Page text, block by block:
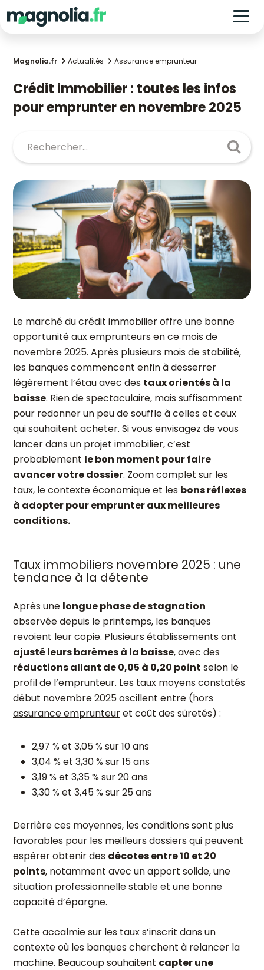
Magnolia.fr Actualités Assurance emprunteur
Crédit immobilier : toutes les infos
pour emprunter en novembre 2025
Le marché du crédit immobilier offre une bonne
opportunité aux emprunteurs en ce mois de
novembre 2025. Après plusieurs mois de stabilité,
les banques commencent enfin à desserrer
légèrement l’étau avec des taux orientés à la
baisse. Rien de spectaculaire, mais suffisamment
pour redonner un peu de souffle à celles et ceux
qui souhaitent acheter. Si vous envisagez de vous
lancer dans un projet immobilier, c’est
probablement le bon moment pour faire
avancer votre dossier. Zoom complet sur les
taux, le contexte économique et les bons réflexes
à adopter pour emprunter aux meilleures
conditions.
Taux immobiliers novembre 2025 : une
tendance à la détente
Après une longue phase de stagnation
observée depuis le printemps, les banques
revoient leur copie. Plusieurs établissements ont
ajusté leurs barèmes à la baisse, avec des
réductions allant de 0,05 à 0,20 point selon le
profil de l’emprunteur. Les taux moyens constatés
début novembre 2025 oscillent entre (hors
assurance emprunteuret coût des sûretés) :
2,97 % et 3,05 % sur 10 ans
3,04 % et 3,30 % sur 15 ans
3,19 % et 3,35 % sur 20 ans
3,30 % et 3,45 % sur 25 ans
Derrière ces moyennes, les conditions sont plus
favorables pour les meilleurs dossiers qui peuvent
espérer obtenir des décotes entre 10 et 20
points, notamment avec un apport solide, une
situation professionnelle stable et une bonne
capacité d’épargne.
Cette accalmie sur les taux s’inscrit dans un
contexte où les banques cherchent à relancer la
machine. Beaucoup souhaitent capter une